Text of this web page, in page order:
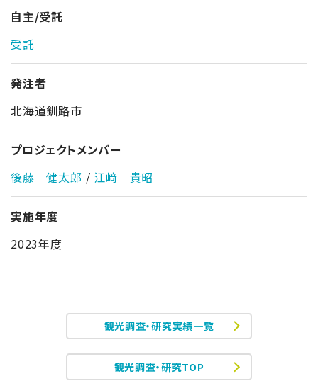
自主/受託
受託
発注者
北海道釧路市
プロジェクトメンバー
後藤 健太郎 / 江﨑 貴昭
実施年度
2023年度
観光調査・研究実績一覧
観光調査・研究TOP